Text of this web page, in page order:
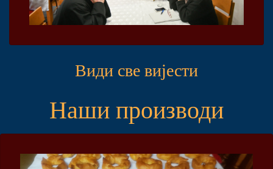
Види све вијести
Наши производи